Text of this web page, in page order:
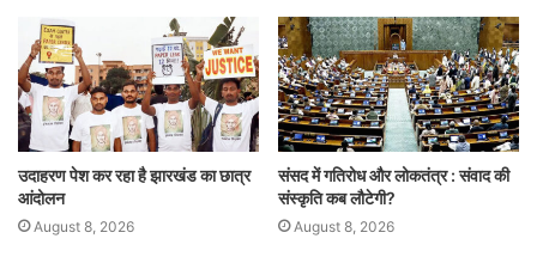
उदाहरण पेश कर रहा है झारखंड का छात्र
आंदोलन
August 8, 2026
संसद में गतिरोध और लोकतंत्र : संवाद की
संस्कृति कब लौटेगी?
August 8, 2026